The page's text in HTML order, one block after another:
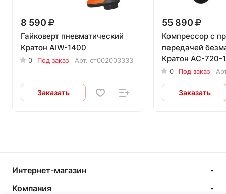
8 590
Гайковерт пневматический
Кратон AIW-1400
0 Под заказ Арт. от002003333
Заказать
55 890
Компрессор с
передачей
Кратон AC-720-
0 Под заказ
Заказать
Интернет-магазин
Компания